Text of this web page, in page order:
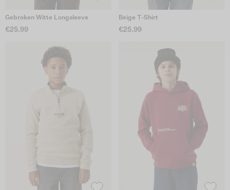
Gebroken Witte Longsleeve
€25.99
Beige T-Shirt
€25.99